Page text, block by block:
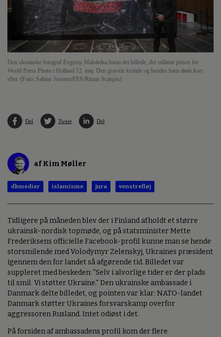
Den ukrainske fotograf Evgeniy Maloletka foran det billede, der udløste prisen for
World Press Photo i Holland 12. maj. Den gravide kvinde og hendes barn døde kort
efter. (Foto: Sabine Joosten/EPA/Ritzau Scanpix)
Del Tweet Del
af Kim Møller
dkmedier islamisme jura venstrefløj
Tidligere på måneden blev der i Finland afholdt et større
ukrainsk-nordisk topmøde, og på statsminister Mette
Frederiksens officielle Facebook-profil kunne man se hende
storsmilende med Volodymyr Zelenskyj, Ukraines præsident
igennem den for landet så afgørende tid. Billedet var
suppleret med beskeden: "Selv i alvorlige tider er der plads
til smil. Vi støtter Ukraine." Den ukrainske ambassade i
Danmark delte billedet, og pointen var klar: NATO-landet
Danmark støtter Ukraines forsvarskamp overfor
aggressoren Rusland. Intet odiøst i det.
På forsiden af ambassadens profil kom der flere